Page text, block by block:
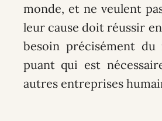
monde, et ne veulent
leur cause doit réussir
besoin précisément du
puant qui est
autres entreprises